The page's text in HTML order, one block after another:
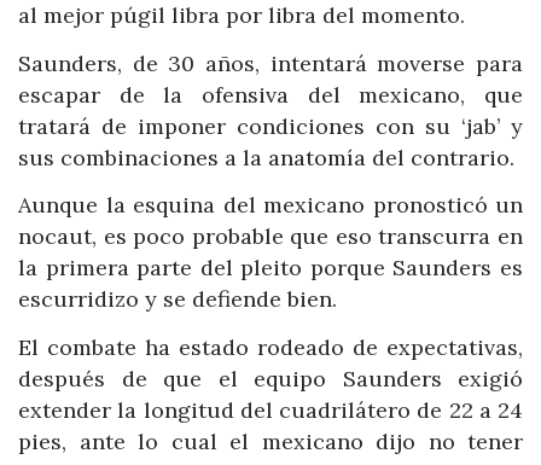
al mejor púgil libra por libra del momento.
Saunders, de 30 años, intentará moverse para
escapar de la ofensiva del mexicano, que
tratará de imponer condiciones con su ‘jab’ y
sus combinaciones a la anatomía del contrario.
Aunque la esquina del mexicano pronosticó un
nocaut, es poco probable que eso transcurra en
la primera parte del pleito porque Saunders es
escurridizo y se defiende bien.
El combate ha estado rodeado de expectativas,
después de que el equipo Saunders exigió
extender la longitud del cuadrilátero de 22 a 24
pies, ante lo cual el mexicano dijo no tener